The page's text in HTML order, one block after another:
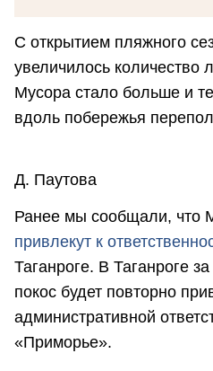
С открытием пляжного
увеличилось количество
Мусора стало больше и
вдоль побережья
Д. Паутова
Ранее мы сообщали, что
привлекут к
Таганроге. В Таганроге
покос будет повторно
административной
«Приморье».